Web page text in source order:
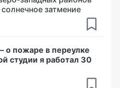
затмение
о пожаре в переулке
студии я работал 30